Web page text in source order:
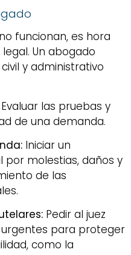
funcionan, es hora
Un abogado
y administrativo
Evaluar las pruebas y
de una demanda.
Iniciar un
por molestias, daños y
de las
Pedir al juez
para proteger
como la